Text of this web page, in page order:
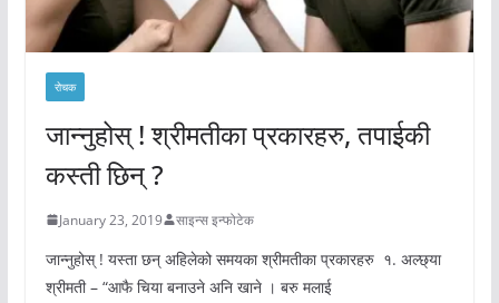
रोचक
जान्नुहोस् ! श्रीमतीका प्रकारहरु, तपाईकी
कस्ती छिन् ?
January 23, 2019 साइन्स इन्फोटेक
जान्नुहोस् ! यस्ता छन् अहिलेको समयका श्रीमतीका प्रकारहरु १. अल्छ्या
श्रीमती – “आफै चिया बनाउने अनि खाने । बरु मलाई